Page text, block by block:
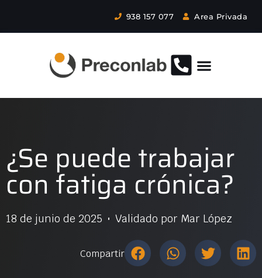
938 157 077 Area Privada
¿Se puede trabajar
con fatiga crónica?
18 de junio de 2025 Validado por Mar López
Compartir